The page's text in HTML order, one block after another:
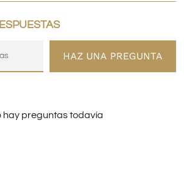
HAZ UNA PREGUNTA
hay preguntas todavía